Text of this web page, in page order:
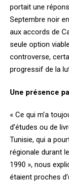
portait une
Septembre noir
aux accords de
seule option
controverse,
progressif de la
Une présence
« Ce qui m’a
d’études ou de
Tunisie, qui a
régionale durant
1990 », nous
étaient proches